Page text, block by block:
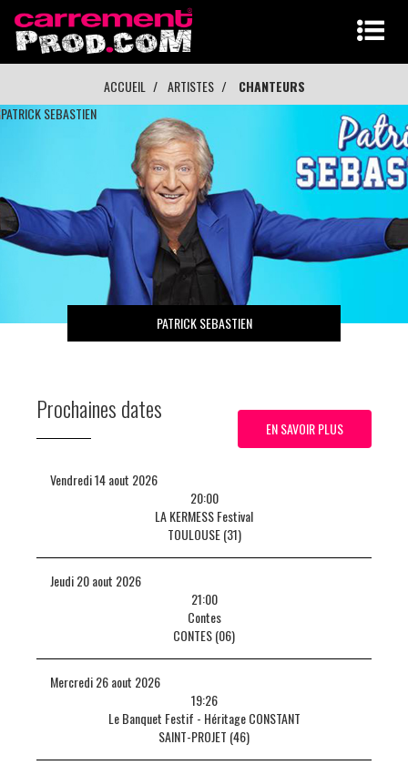
ACCUEIL ARTISTES CHANTEURS
PATRICK SEBASTIEN
Prochaines dates
EN SAVOIR PLUS
Vendredi 14 aout 2026
20:00
LA KERMESS Festival
TOULOUSE (31)
Jeudi 20 aout 2026
21:00
Contes
CONTES (06)
Mercredi 26 aout 2026
19:26
Le Banquet Festif - Héritage CONSTANT
SAINT-PROJET (46)